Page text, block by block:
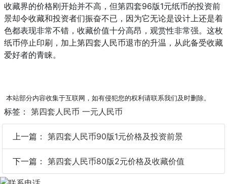
收藏界的价格刚开始并不高，但第四套96版1元纸币的投资前
景却令收藏和投资者们振奋不已，因为它无论是设计上还是着
色都表现非常不错，收藏价值十分高昂，观赏性非常强。这枚
纸币停止印刷，加上第四套人民币退市的升温，从此备受收藏
爱好者的青睐。
本站部分内容收集于互联网，如有侵犯您的权利请联系我们及时删除。
标签： 第四套人民币 一元人民币
上一篇： 第四套人民币90版1元价格及投资前景
下一篇： 第四套人民币80版2元价格及收藏价值